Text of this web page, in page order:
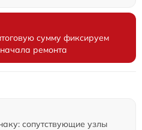
сумму фиксируем
ремонта
сопутствующие узлы